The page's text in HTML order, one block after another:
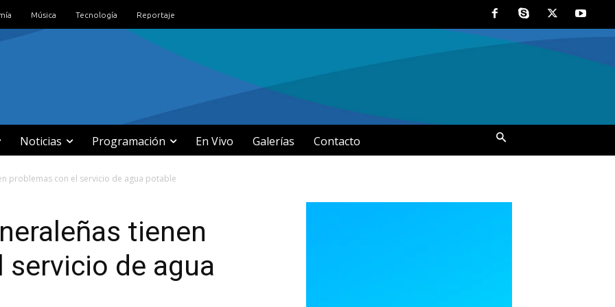
Música Tecnología Reportaje
Noticias Programación En Vivo Galerías Contacto
problemas con el servicio de agua potable
tienen
de agua